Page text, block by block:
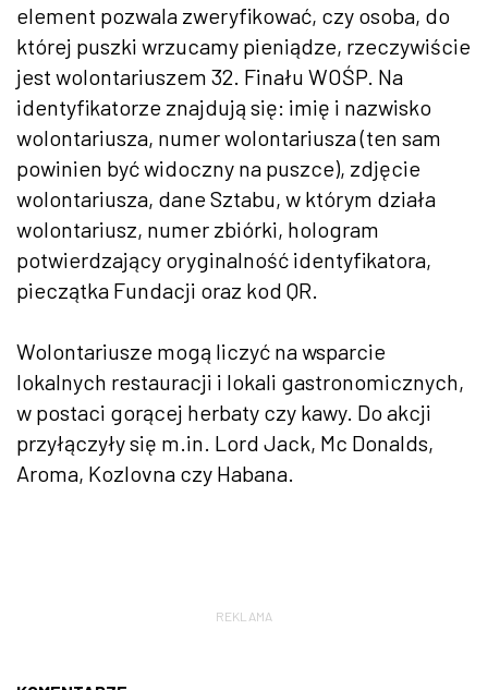
element pozwala zweryfikować, czy osoba, do
której puszki wrzucamy pieniądze, rzeczywiście
jest wolontariuszem 32. Finału WOŚP. Na
identyfikatorze znajdują się: imię i nazwisko
wolontariusza, numer wolontariusza (ten sam
powinien być widoczny na puszce), zdjęcie
wolontariusza, dane Sztabu, w którym działa
wolontariusz, numer zbiórki, hologram
potwierdzający oryginalność identyfikatora,
pieczątka Fundacji oraz kod QR.
Wolontariusze mogą liczyć na wsparcie
lokalnych restauracji i lokali gastronomicznych,
w postaci gorącej herbaty czy kawy. Do akcji
przyłączyły się m.in. Lord Jack, Mc Donalds,
Aroma, Kozlovna czy Habana.
REKLAMA